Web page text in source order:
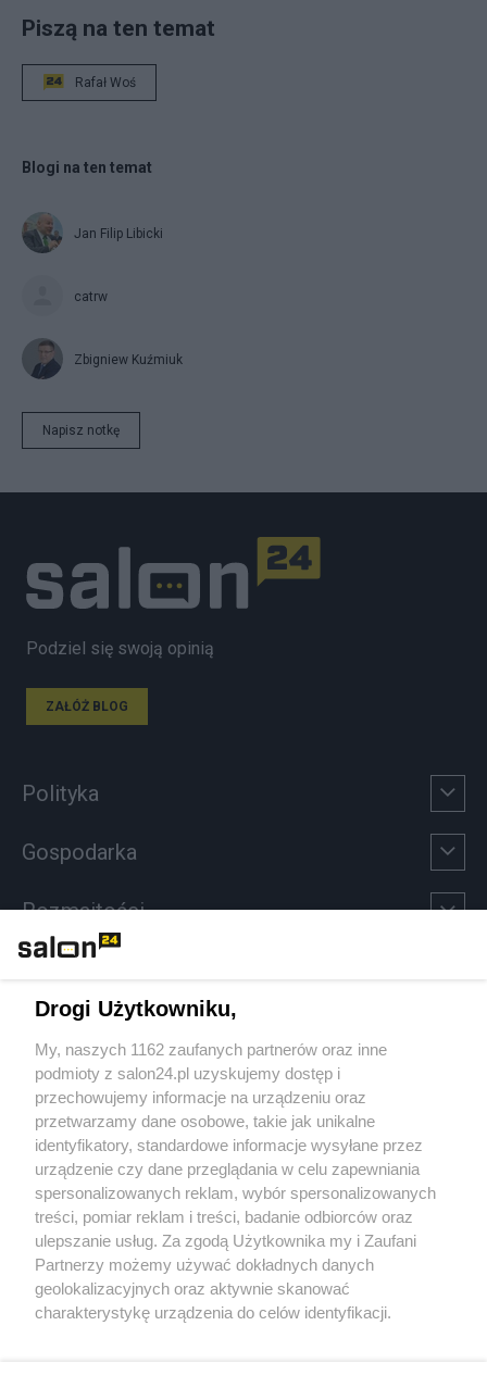
Piszą na ten temat
Rafał Woś
Blogi na ten temat
Jan Filip Libicki
catrw
Zbigniew Kuźmiuk
Napisz notkę
Podziel się swoją opinią
ZAŁÓŻ BLOG
Polityka
Gospodarka
Rozmaitości
Sport
Społeczeństwo
Kultura
X Facebook Instagram Youtube
Drogi Użytkowniku,
My, naszych 1162 zaufanych partnerów oraz inne
podmioty z salon24.pl uzyskujemy dostęp i
przechowujemy informacje na urządzeniu oraz
przetwarzamy dane osobowe, takie jak unikalne
identyfikatory, standardowe informacje wysyłane przez
urządzenie czy dane przeglądania w celu zapewniania
spersonalizowanych reklam, wybór spersonalizowanych
treści, pomiar reklam i treści, badanie odbiorców oraz
ulepszanie usług. Za zgodą Użytkownika my i Zaufani
Partnerzy możemy używać dokładnych danych
geolokalizacyjnych oraz aktywnie skanować
charakterystykę urządzenia do celów identyfikacji.